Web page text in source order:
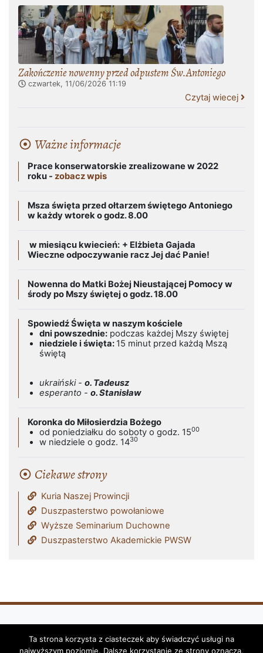
Zakończenie nowenny przed odpustem Św.Antoniego
czwartek, 11/06/2026 11:19
Czytaj wiecej
Ważne informacje
Prace konserwatorskie zrealizowane w 2022
roku - zobacz wpis
Msza święta przed ołtarzem świętego Antoniego
w każdy wtorek o godz. 8.00
w miesiącu kwiecień: + Elżbieta Gajada
Wieczne odpoczywanie racz Jej dać Panie!
Nowenna do Matki Bożej Nieustającej Pomocy w
środy po Mszy świętej o godz. 18.00
Spowiedź Święta w naszym kościele
dni powszednie: podczas każdej Mszy świętej
niedziele i święta: 15 minut przed każdą Mszą
świętą
ukraiński - o. Tadeusz
esperanto - o. Stanisław
Koronka do Miłosierdzia Bożego
od poniedziałku do soboty o godz. 1500
w niedziele o godz. 1430
Ciekawe strony
Kuria Naszej Prowincji
Duszpasterstwo powołaniowe
Wyższe Seminarium Duchowne
Duszpasterstwo Akademickie PWSW
Klasztor i Parafia Franciszkanów - OFM
Ta strona korzysta z ciasteczek aby świadczyć usługi na
najwyższym poziomie. Dalsze korzystanie ze strony oznacza,